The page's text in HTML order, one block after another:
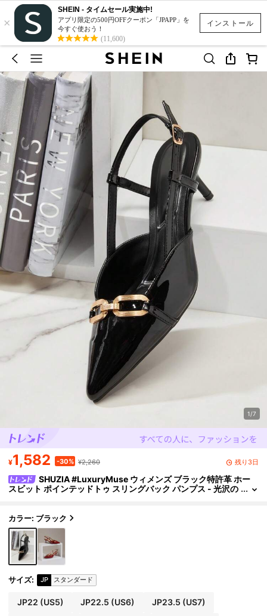
インストール
×
SHEIN - タイムセール実施中!
アプリ限定の500円OFFクーポン「JPAPP」を
今すぐ使おう！
(11,600)
1/7
¥1,582 -30% ¥2,260 残り3日
SHUZIA #LuxuryMuse ウィメンズ ブラック特許革 ホー
スビット ポインテッドトゥ スリングバック パンプス - 光沢の
カラー: ブラック
サイズ: JP スタンダード
JP22 (US5) JP22.5 (US6) JP23.5 (US7)